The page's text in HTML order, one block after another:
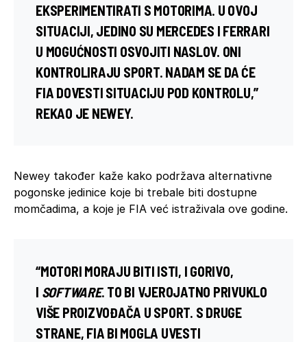
EKSPERIMENTIRATI S MOTORIMA. U OVOJ
SITUACIJI, JEDINO SU MERCEDES I FERRARI
U MOGUĆNOSTI OSVOJITI NASLOV. ONI
KONTROLIRAJU SPORT. NADAM SE DA ĆE
FIA DOVESTI SITUACIJU POD KONTROLU,”
REKAO JE NEWEY.
Newey također kaže kako podržava alternativne
pogonske jedinice koje bi trebale biti dostupne
momčadima, a koje je FIA već istraživala ove godine.
“MOTORI MORAJU BITI ISTI, I GORIVO,
I SOFTWARE. TO BI VJEROJATNO PRIVUKLO
VIŠE PROIZVOĐAČA U SPORT. S DRUGE
STRANE, FIA BI MOGLA UVESTI